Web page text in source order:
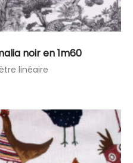
noir en 1m60
linéaire